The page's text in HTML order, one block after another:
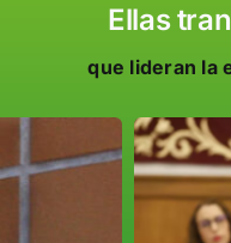
Ellas
que lideran la